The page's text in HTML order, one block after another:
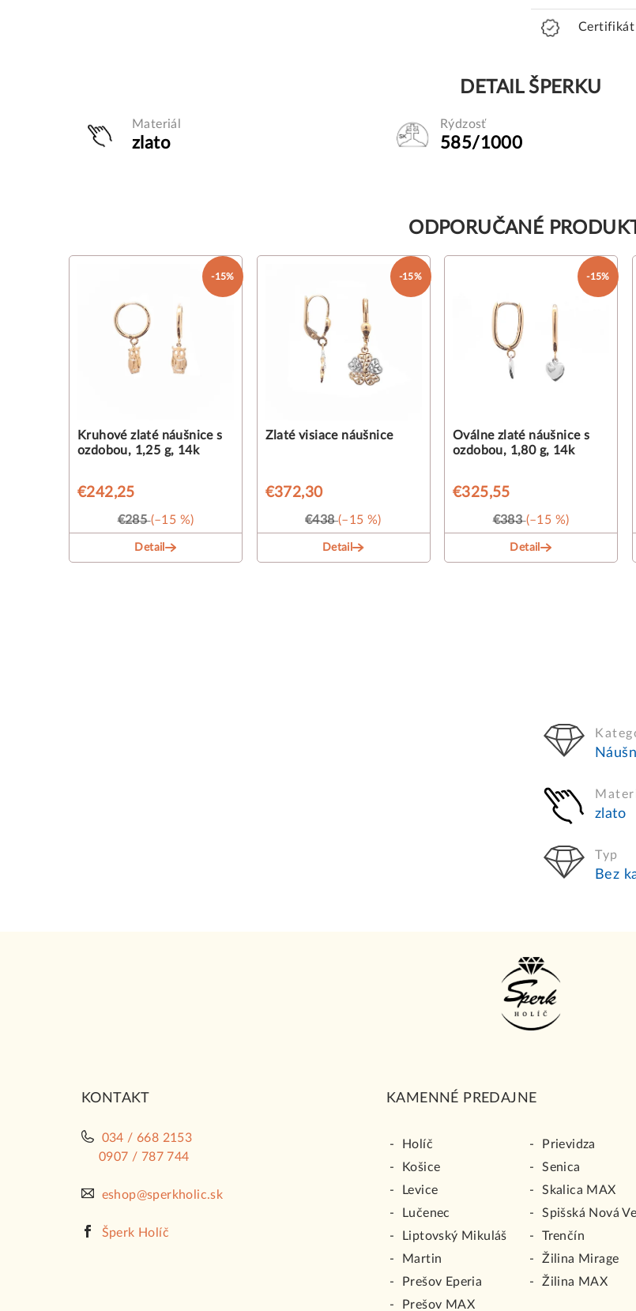
Certifikát
DETAIL ŠPERKU
Materiál
zlato
Rýdzosť
585/1000
ODPORUČANÉ
-15%
Kruhové zlaté náušnice s
ozdobou, 1,25 g, 14k
€242,25
€285 (–15 %)
Detail
-15%
Zlaté visiace náušnice
€372,30
€438 (–15 %)
Detail
-15%
Oválne zlaté náušnice s
ozdobou, 1,80 g, 14k
€325,55
€383 (–15 %)
Detail
zlato
Typ
Bez
KONTAKT
034 / 668 2153
0907 / 787 744
eshop@sperkholic.sk
Šperk Holíč
KAMENNÉ PREDAJNE
Holíč
Košice
Levice
Lučenec
Liptovský Mikuláš
Martin
Prešov Eperia
Prešov MAX
Prievidza
Senica
Skalica MAX
Spišská Nová
Trenčín
Žilina Mirage
Žilina MAX